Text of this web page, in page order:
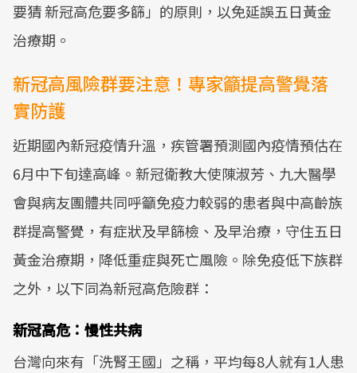
要猜 新冠高危要多篩」的原則，以免延誤五日黃金
治療期。
新冠高風險群要注意！專家籲提高警覺落
實防護
近期國內新冠疫情升溫，疾管署預測國內疫情預估在
6月中下旬達高峰。新冠衛教大使陳淑芳、九大醫學
會與病友團體共同呼籲免疫力較弱的患者與中高齡族
群提高警覺，有症狀及早篩檢、及早治療，守住五日
黃金治療期，降低重症與死亡風險。除免疫低下族群
之外，以下同為新冠高危險群：
新冠高危：慢性共病
台灣向來有「洗腎王國」之稱，平均每8人就有1人患